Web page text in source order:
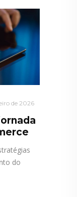
de 2026
do